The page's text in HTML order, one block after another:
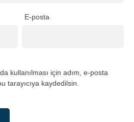
E-posta
kullanılması için adım, e-posta
tarayıcıya kaydedilsin.